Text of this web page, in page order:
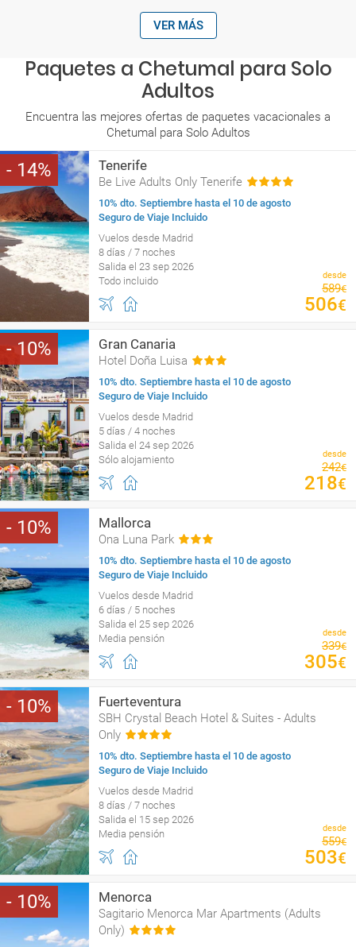
VER MÁS
Paquetes a Chetumal para Solo
Adultos
Encuentra las mejores ofertas de paquetes vacacionales a
Chetumal para Solo Adultos
14 Tenerife
Be Live Adults Only Tenerife
10% dto. Septiembre hasta el 10 de agosto
Seguro de Viaje Incluido
Vuelos desde Madrid
8 días / 7 noches
Salida el 23 sep 2026
Todo incluido
desde
589€
506€
10 Gran Canaria
Hotel Doña Luisa
10% dto. Septiembre hasta el 10 de agosto
Seguro de Viaje Incluido
Vuelos desde Madrid
5 días / 4 noches
Salida el 24 sep 2026
Sólo alojamiento
desde
242€
218€
10 Mallorca
Ona Luna Park
10% dto. Septiembre hasta el 10 de agosto
Seguro de Viaje Incluido
Vuelos desde Madrid
6 días / 5 noches
Salida el 25 sep 2026
Media pensión
desde
339€
305€
10 Fuerteventura
SBH Crystal Beach Hotel & Suites - Adults
Only
10% dto. Septiembre hasta el 10 de agosto
Seguro de Viaje Incluido
Vuelos desde Madrid
8 días / 7 noches
Salida el 15 sep 2026
Media pensión
desde
559€
503€
10 Menorca
Sagitario Menorca Mar Apartments (Adults
Only)